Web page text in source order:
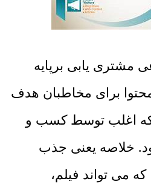
مشتری یابی برپایه
محتوا برای مخاطبان هدف
که اغلب توسط کسب و
خلاصه یعنی جذب
می تواند فیلم،